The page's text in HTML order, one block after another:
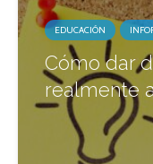
EDUCACIÓN
Cómo dar
realmente